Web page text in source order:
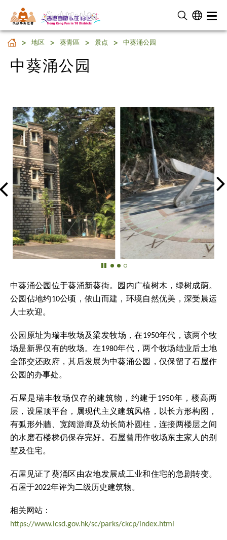
民 政 事 务 总 署
中葵涌公园
地区 葵青區 景点 中葵涌公园
中葵涌公园
中葵涌公园位于葵涌新葵街。园内广植树木，绿树成荫。
公园佔地约10公顷，依山而建，环境自然优美，深受晨运
人士欢迎。
公园原址为瑞丰牧场及梁发牧场，在1950年代，该两个牧
场是新界仅有的牧场。在1980年代，两个牧场结业后土地
全部交还政府，其后发展为中葵涌公园，仅保留了石屋作
公园的办事处。
石屋是瑞丰牧场仅存的建筑物，约建于1950年，楼高两
层，设屋顶平台，属现代主义建筑风格，以长方形构图，
有弧形外牆、宽阔游廊及幼长简朴圆柱，连接两楼层之间
的水磨石楼梯仍保存完好。石屋曾用作牧场东主家人的别
墅及住宅。
石屋见证了葵涌区由农地发展成工业和住宅的急剧转变。
石屋于2022年评为二级历史建筑物。
相关网站：
https://www.lcsd.gov.hk/sc/parks/ckcp/index.html